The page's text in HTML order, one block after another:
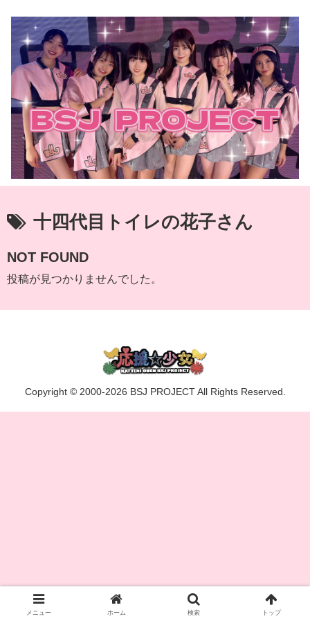
十四代目トイレの花子さん
NOT FOUND
投稿が見つかりませんでした。
Copyright © 2000-2026 BSJ PROJECT All Rights Reserved.
メニュー ホーム 検索 トップ